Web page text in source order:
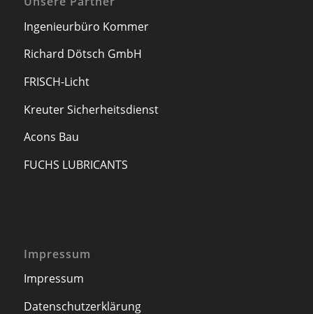
Ingenieurbüro Kommer
Richard Dötsch GmbH
FRISCH-Licht
Kreuter Sicherheitsdienst
Acons Bau
FUCHS LUBRICANTS
Impressum
Impressum
Datenschutzerklärung